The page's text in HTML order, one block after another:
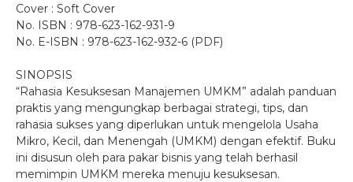
Cover : Soft Cover
No. ISBN : 978-623-162-931-9
No. E-ISBN : 978-623-162-932-6 (PDF)
SINOPSIS
“Rahasia Kesuksesan Manajemen UMKM” adalah panduan
praktis yang mengungkap berbagai strategi, tips, dan
rahasia sukses yang diperlukan untuk mengelola Usaha
Mikro, Kecil, dan Menengah (UMKM) dengan efektif. Buku
ini disusun oleh para pakar bisnis yang telah berhasil
memimpin UMKM mereka menuju kesuksesan.